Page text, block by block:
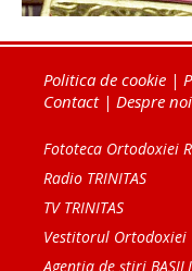
Politica de cookie |
Contact| Despre noi
Fototeca Ortodoxiei
Radio TRINITAS
TV TRINITAS
Vestitorul Ortodoxiei
Agenţia de ştiri